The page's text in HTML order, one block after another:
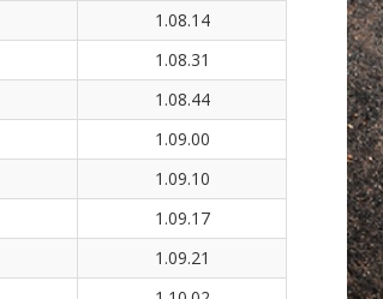
1.08.14
1.08.31
1.08.44
1.09.00
1.09.10
1.09.17
1.09.21